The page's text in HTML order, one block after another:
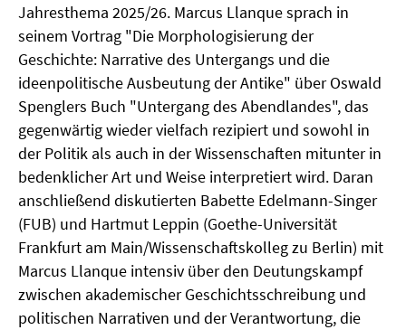
Jahresthema 2025/26. Marcus Llanque sprach in
seinem Vortrag "Die Morphologisierung der
Geschichte: Narrative des Untergangs und die
ideenpolitische Ausbeutung der Antike" über Oswald
Spenglers Buch "Untergang des Abendlandes", das
gegenwärtig wieder vielfach rezipiert und sowohl in
der Politik als auch in der Wissenschaften mitunter in
bedenklicher Art und Weise interpretiert wird. Daran
anschließend diskutierten Babette Edelmann-Singer
(FUB) und Hartmut Leppin (Goethe-Universität
Frankfurt am Main/Wissenschaftskolleg zu Berlin) mit
Marcus Llanque intensiv über den Deutungskampf
zwischen akademischer Geschichtsschreibung und
politischen Narrativen und der Verantwortung, die